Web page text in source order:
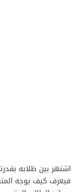
اشتهر بين طلابه
فيعرف كيف يوجه